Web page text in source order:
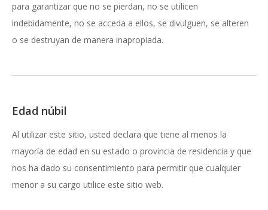
para garantizar que no se pierdan, no se utilicen
indebidamente, no se acceda a ellos, se divulguen, se alteren
o se destruyan de manera inapropiada.
Edad núbil
Al utilizar este sitio, usted declara que tiene al menos la
mayoría de edad en su estado o provincia de residencia y que
nos ha dado su consentimiento para permitir que cualquier
menor a su cargo utilice este sitio web.